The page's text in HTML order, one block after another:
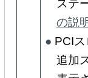
ステ
の説
PCI
追加